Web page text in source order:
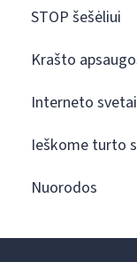
STOP šešėliui
Krašto
Interneto
Ieškome turto
Nuorodos